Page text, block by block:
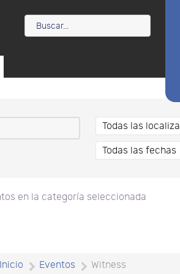
en la categoría seleccionada
Inicio Eventos Witness